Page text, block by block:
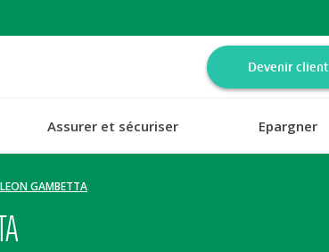
Devenir client
Assurer et sécuriser Epargner
GAMBETTA